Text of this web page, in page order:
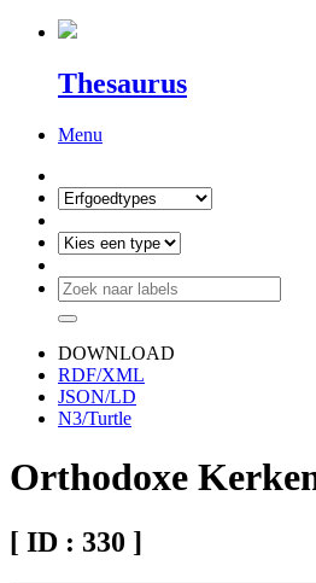
Thesaurus
Menu
DOWNLOAD
RDF/XML
JSON/LD
N3/Turtle
Orthodoxe
[ ID : 330 ]